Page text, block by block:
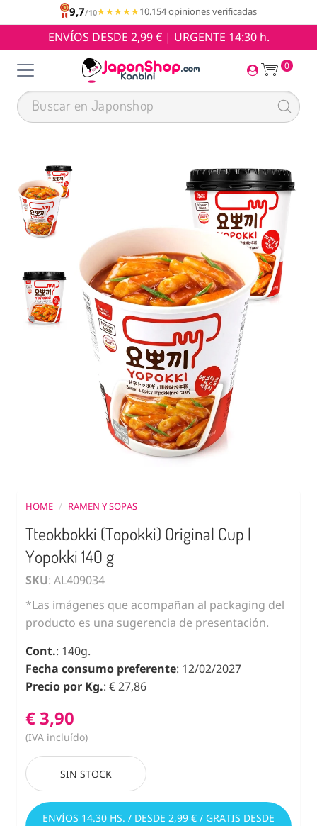
9,7/10★★★★★
★★★★★10.154 opiniones verificadas
ENVÍOS DESDE 2,99 € | URGENTE 14:30 h.
0
HOME / RAMEN Y SOPAS
Tteokbokki (Topokki) Original Cup |
Yopokki 140 g
SKU: AL409034
*Las imágenes que acompañan al packaging del
producto es una sugerencia de presentación.
Cont.: 140g.
Fecha consumo preferente: 12/02/2027
Precio por Kg.: € 27,86
€ 3,90
(IVA incluído)
SIN STOCK
ENVÍOS 14.30 HS. / DESDE 2,99 € / GRATIS DESDE